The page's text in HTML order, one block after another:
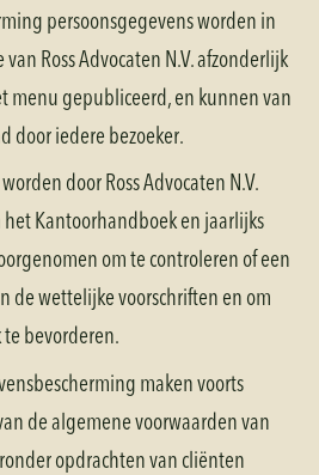
persoonsgegevens worden in
Ross Advocaten N.V. afzonderlijk
menu gepubliceerd, en kunnen van
door iedere bezoeker.
door Ross Advocaten N.V.
Kantoorhandboek en jaarlijks
om te controleren of een
de wettelijke voorschriften en om
bevorderen.
maken voorts
de algemene voorwaarden van
opdrachten van cliënten